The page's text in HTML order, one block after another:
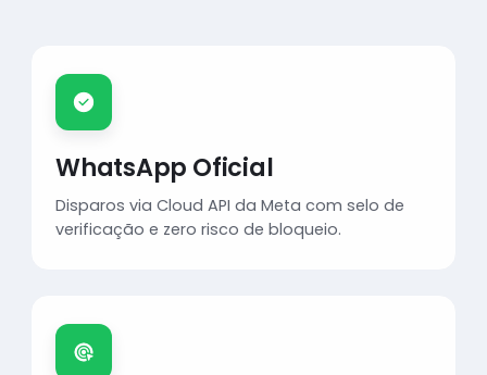
WhatsApp Oficial
Disparos via Cloud API da Meta com selo de
verificação e zero risco de bloqueio.